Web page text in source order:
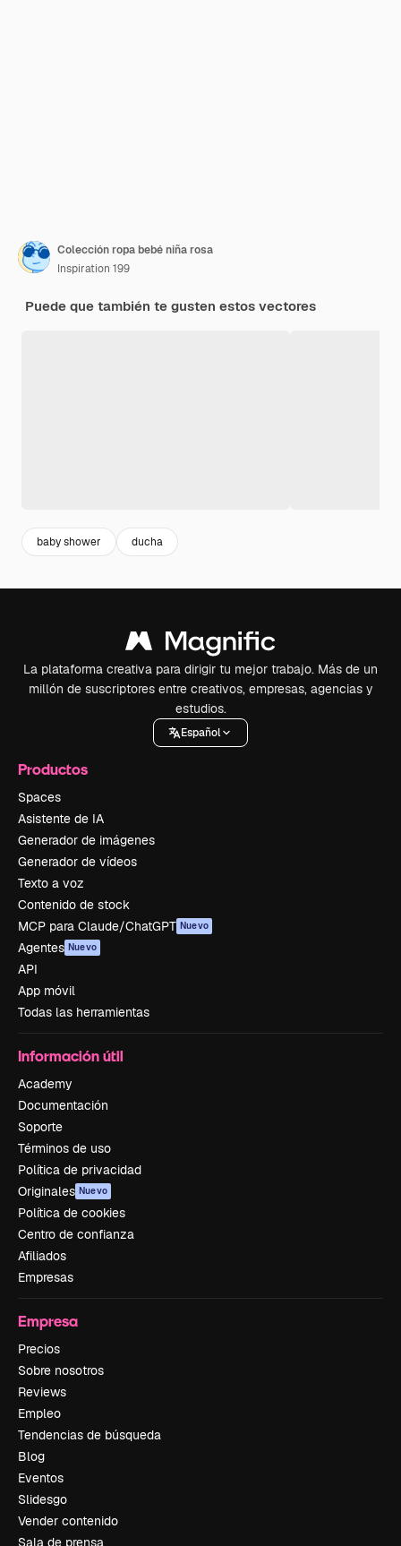
Colección ropa bebé niña rosa
Inspiration 199
Puede que también te gusten estos vectores
baby shower ducha
La plataforma creativa para dirigir tu mejor trabajo. Más de un
millón de suscriptores entre creativos, empresas, agencias y
estudios.
Español
Productos
Spaces
Asistente de IA
Generador de imágenes
Generador de vídeos
Texto a voz
Contenido de stock
MCP para Claude/ChatGPT Nuevo
Agentes Nuevo
API
App móvil
Todas las herramientas
Información útil
Academy
Documentación
Soporte
Términos de uso
Política de privacidad
Originales Nuevo
Política de cookies
Centro de confianza
Afiliados
Empresas
Empresa
Precios
Sobre nosotros
Reviews
Empleo
Tendencias de búsqueda
Blog
Eventos
Slidesgo
Vender contenido
Sala de prensa